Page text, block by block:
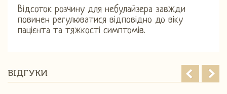
Відсоток розчину для небулайзера завжди
повинен регулюватися відповідно до віку
пацієнта та тяжкості симптомів.
ВІДГУКИ